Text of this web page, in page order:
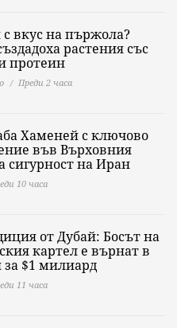
вкус на пържола?
растения със
протеин
Преди 2 часа
Хаменей с ключово
във Върховния
сигурност на Иран
10 часа
от Дубай: Босът на
картел е върнат в
$1 милиард
11 часа